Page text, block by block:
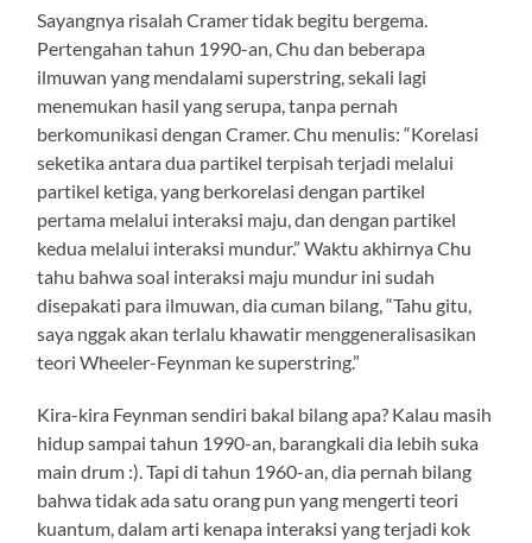
Sayangnya risalah Cramer tidak begitu bergema.
Pertengahan tahun 1990-an, Chu dan beberapa
ilmuwan yang mendalami superstring, sekali lagi
menemukan hasil yang serupa, tanpa pernah
berkomunikasi dengan Cramer. Chu menulis: “Korelasi
seketika antara dua partikel terpisah terjadi melalui
partikel ketiga, yang berkorelasi dengan partikel
pertama melalui interaksi maju, dan dengan partikel
kedua melalui interaksi mundur.” Waktu akhirnya Chu
tahu bahwa soal interaksi maju mundur ini sudah
disepakati para ilmuwan, dia cuman bilang, “Tahu gitu,
saya nggak akan terlalu khawatir menggeneralisasikan
teori Wheeler-Feynman ke superstring.”
Kira-kira Feynman sendiri bakal bilang apa? Kalau masih
hidup sampai tahun 1990-an, barangkali dia lebih suka
main drum :). Tapi di tahun 1960-an, dia pernah bilang
bahwa tidak ada satu orang pun yang mengerti teori
kuantum, dalam arti kenapa interaksi yang terjadi kok